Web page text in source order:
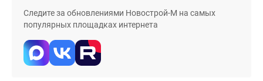
бизнес-
Рассрочка
Траншевая
Следите за обновлениями Новострой-М на самых
популярных площадках интернета